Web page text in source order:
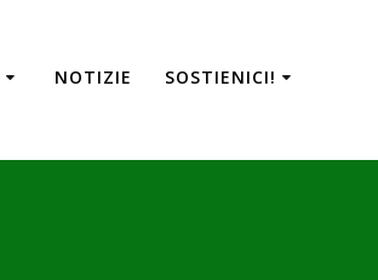
NOTIZIE SOSTIENICI!